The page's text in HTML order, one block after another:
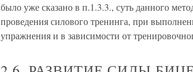
было уже сказано в п.1.3.3., суть данного
проведения силового тренинга, при
упражнения и в зависимости от